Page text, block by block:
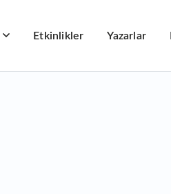
Etkinlikler Yazarlar